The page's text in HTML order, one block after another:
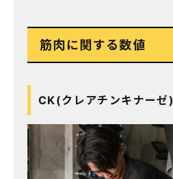
筋肉に関する数値
CK(クレアチンキナーゼ)